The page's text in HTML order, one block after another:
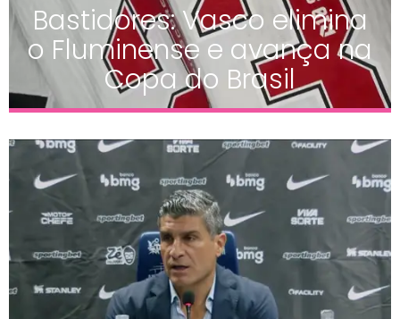
Bastidores: Vasco elimina
o Fluminense e avança na
Copa do Brasil